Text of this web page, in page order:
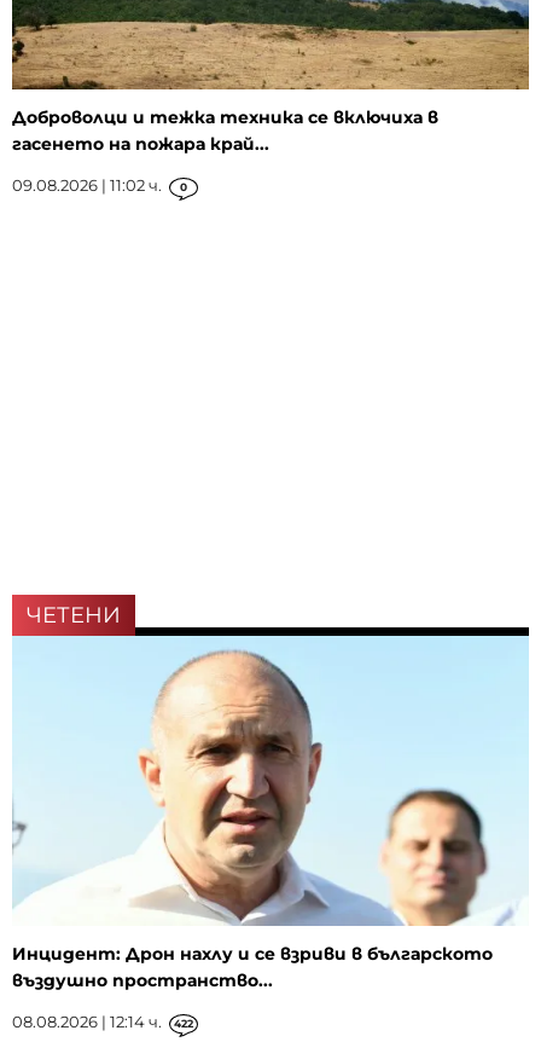
Доброволци и тежка техника се включиха в
гасенето на пожара край...
09.08.2026 | 11:02 ч. 0
ЧЕТЕНИ
Инцидент: Дрон нахлу и се взриви в българското
въздушно пространство...
08.08.2026 | 12:14 ч. 422